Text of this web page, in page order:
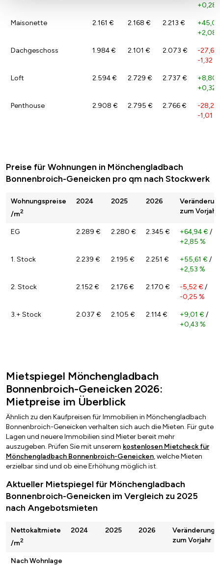
+0,28
Maisonette 2.161 € 2.168 € 2.213 €
+2,08
Dachgeschoss 1.984 € 2.101 € 2.073 €
-
-1,32 %
Loft 2.594 € 2.729 € 2.737 €
+8,80
+0,32
Penthouse 2.908 € 2.795 € 2.766 €
-28,21
-1,01 %
Preise für Wohnungen in Mönchengladbach
Bonnenbroich-Geneicken pro qm nach Stockwerk
Wohnungspreise
/m2
2024 2025 2026
zum Vorjahr
EG 2.289 € 2.280 € 2.345 € +64,94 € /
+2,85 %
1. Stock 2.239 € 2.195 € 2.251 € +55,61 € /
+2,53 %
2. Stock 2.152 € 2.176 € 2.170 € -5,52 € /
-0,25 %
3.+ Stock 2.037 € 2.105 € 2.114 € +9,01 € /
+0,43 %
Mietspiegel Mönchengladbach
Bonnenbroich-Geneicken 2026:
Mietpreise im Überblick
Ähnlich zu den Kaufpreisen für Immobilien in Mönchengladbach
Bonnenbroich-Geneicken verhalten sich auch die Mieten. Für gute
Lagen und neuere Immobilien sind Mieter bereit mehr
auszugeben. Prüfen Sie mit unserem kostenlosen Mietcheck für
Mönchengladbach Bonnenbroich-Geneicken, welche Mieten
erzielbar sind und ob eine Erhöhung möglich ist.
Aktueller Mietspiegel für Mönchengladbach
Bonnenbroich-Geneicken im Vergleich zu 2025
nach Angebotsmieten
Nettokaltmiete
/m2
2024 2025 2026
Veränderung
zum Vorjahr
Nach Wohnlage